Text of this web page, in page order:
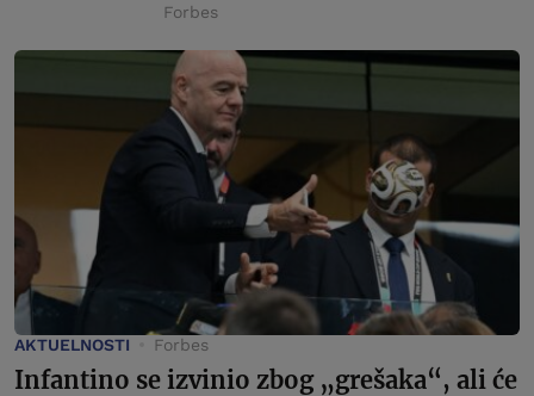
Forbes
AKTUELNOSTI Forbes
Infantino se izvinio zbog „grešaka“, ali će